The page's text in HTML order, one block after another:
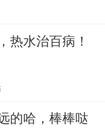
热水治百病！
的哈，棒棒哒